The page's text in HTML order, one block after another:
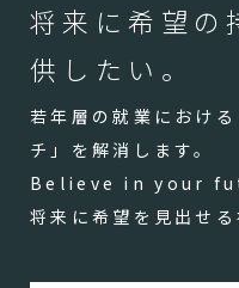
将来に希望の
供したい。
若年層の就業におけ
チ」を解消します。
Believe in your
将来に希望を見出せる